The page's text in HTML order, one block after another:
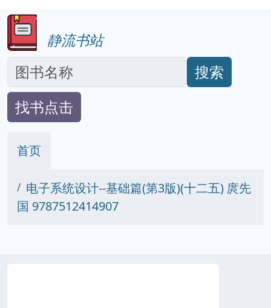
静流书站
搜索
找书点击
首页
电子系统设计--基础篇(第3版)(十二五) 庹先
国 9787512414907